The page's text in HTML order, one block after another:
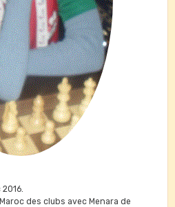
des clubs avec Menara de